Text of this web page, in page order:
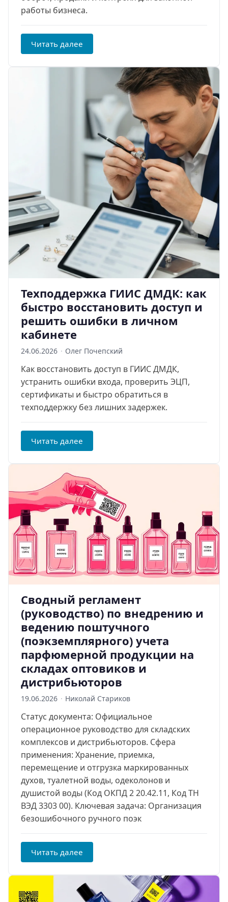
работы бизнеса.
Читать далее
Техподдержка ГИИС ДМДК: как
быстро восстановить доступ и
решить ошибки в личном
кабинете
24.06.2026 · Олег Почепский
Как восстановить доступ в ГИИС ДМДК,
устранить ошибки входа, проверить ЭЦП,
сертификаты и быстро обратиться в
техподдержку без лишних задержек.
Читать далее
Сводный регламент
(руководство) по внедрению и
ведению поштучного
(поэкземплярного) учета
парфюмерной продукции на
складах оптовиков и
дистрибьюторов
19.06.2026 · Николай Стариков
Статус документа: Официальное
операционное руководство для складских
комплексов и дистрибьюторов. Сфера
применения: Хранение, приемка,
перемещение и отгрузка маркированных
духов, туалетной воды, одеколонов и
душистой воды (Код ОКПД 2 20.42.11, Код ТН
ВЭД 3303 00). Ключевая задача: Организация
безошибочного ручного поэк
Читать далее